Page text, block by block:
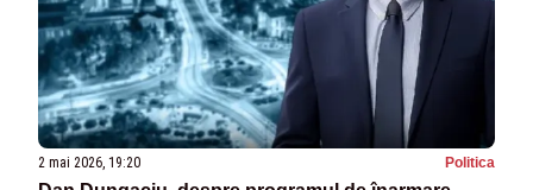
2 mai 2026, 19:20 Politica